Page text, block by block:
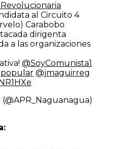
al Circuito 4
Carabobo
dirigenta
a las organizaciones
@SoyComunista1
@jmaguirreg